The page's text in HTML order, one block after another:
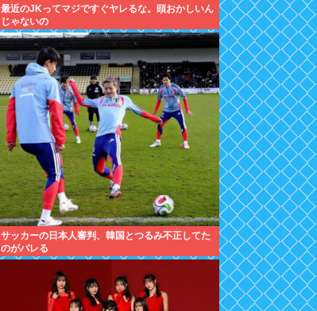
最近のJKってマジですぐヤレるな。頭おかしいん
じゃないの
サッカーの日本人審判、韓国とつるみ不正してた
のがバレる